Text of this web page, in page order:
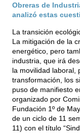
Obreras de
analizó estas
La transición
La mitigación de la
energético, pero
industria, que irá
la movilidad laboral,
transformación, los
puso de manifiesto
organizado por
Fundación 1º de
de un ciclo de 11
11) con el título